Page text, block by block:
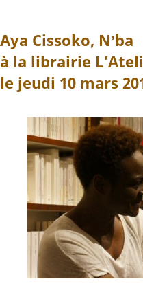
Aya Cissoko, Nʼba
à la librairie
le jeudi 10 mars